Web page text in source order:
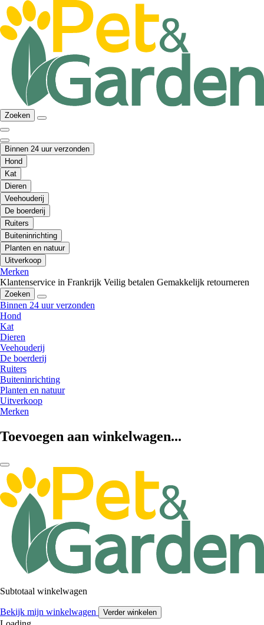
Zoeken
Binnen 24 uur verzonden
Hond
Kat
Dieren
Veehouderij
De boerderij
Ruiters
Buiteninrichting
Planten en natuur
Uitverkoop
Merken
Klantenservice in Frankrijk Veilig betalen Gemakkelijk retourneren
Zoeken
Binnen 24 uur verzonden
Hond
Kat
Dieren
Veehouderij
De boerderij
Ruiters
Buiteninrichting
Planten en natuur
Uitverkoop
Merken
Toevoegen aan winkelwagen...
Subtotaal winkelwagen
Bekijk mijn winkelwagen Verder winkelen